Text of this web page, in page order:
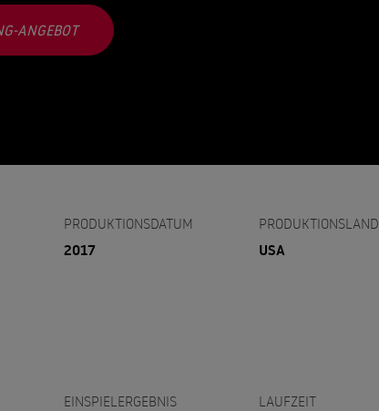
ANGEBOT
PRODUKTIONSDATUM
2017
PRODUKTIONSLAND
USA
EINSPIELERGEBNIS LAUFZEIT